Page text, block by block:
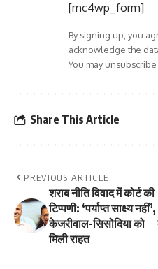
[mc4wp_form]
By signing up, you
acknowledge the
You may
Share This Article
PREVIOUS ARTICLE
शराब नीति विवाद में कोर्ट की
टिप्पणी: ‘पर्याप्त साक्ष्य नहीं’,
केजरीवाल-सिसोदिया को
मिली राहत